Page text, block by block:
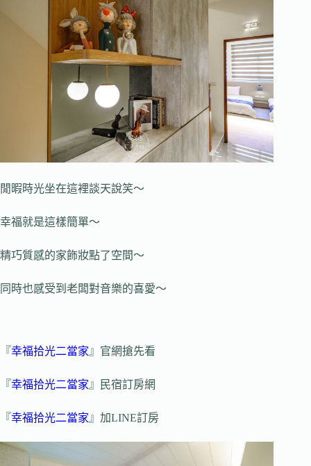
閒暇時光坐在這裡談天說笑～
幸福就是這樣簡單～
精巧質感的家飾妝點了空間～
同時也感受到老闆對音樂的喜愛～
『幸福拾光二當家 』官網搶先看
『幸福拾光二當家 』民宿訂房網
『幸福拾光二當家 』加LINE訂房